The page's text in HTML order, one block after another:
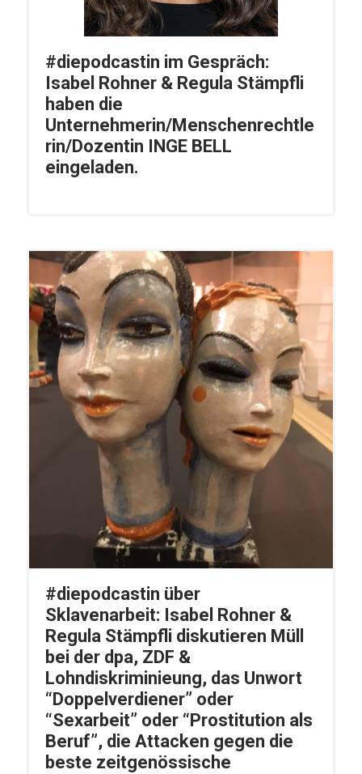
#diepodcastin im Gespräch:
Isabel Rohner & Regula Stämpfli
haben die
Unternehmerin/Menschenrechtle
rin/Dozentin INGE BELL
eingeladen.
#diepodcastin über
Sklavenarbeit: Isabel Rohner &
Regula Stämpfli diskutieren Müll
bei der dpa, ZDF &
Lohndiskriminieung, das Unwort
“Doppelverdiener” oder
“Sexarbeit” oder “Prostitution als
Beruf”, die Attacken gegen die
beste zeitgenössische